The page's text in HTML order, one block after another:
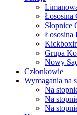
Łososina
Słopnice
Łososina
Grupa
Nowy
Członkowie
Wymagania na
Na
Na
Na